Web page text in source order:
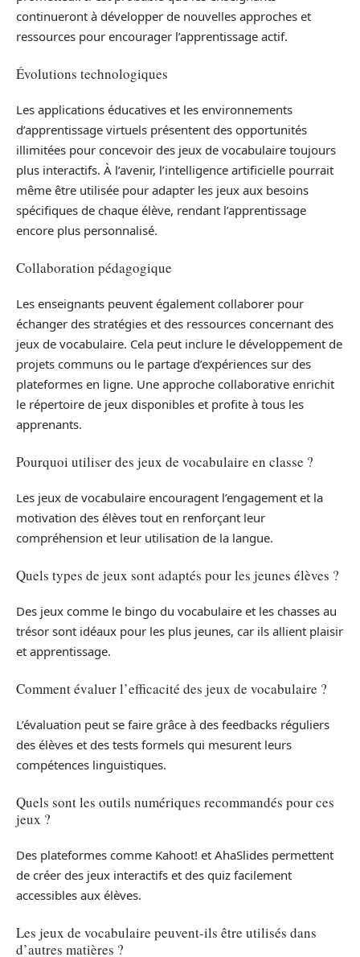
continueront à développer de nouvelles approches et
ressources pour encourager l’apprentissage actif.
Évolutions technologiques
Les applications éducatives et les environnements
d’apprentissage virtuels présentent des opportunités
illimitées pour concevoir des jeux de vocabulaire toujours
plus interactifs. À l’avenir, l’intelligence artificielle pourrait
même être utilisée pour adapter les jeux aux besoins
spécifiques de chaque élève, rendant l’apprentissage
encore plus personnalisé.
Collaboration pédagogique
Les enseignants peuvent également collaborer pour
échanger des stratégies et des ressources concernant des
jeux de vocabulaire. Cela peut inclure le développement de
projets communs ou le partage d’expériences sur des
plateformes en ligne. Une approche collaborative enrichit
le répertoire de jeux disponibles et profite à tous les
apprenants.
Pourquoi utiliser des jeux de vocabulaire en classe ?
Les jeux de vocabulaire encouragent l’engagement et la
motivation des élèves tout en renforçant leur
compréhension et leur utilisation de la langue.
Quels types de jeux sont adaptés pour les jeunes élèves ?
Des jeux comme le bingo du vocabulaire et les chasses au
trésor sont idéaux pour les plus jeunes, car ils allient plaisir
et apprentissage.
Comment évaluer l’efficacité des jeux de vocabulaire ?
L’évaluation peut se faire grâce à des feedbacks réguliers
des élèves et des tests formels qui mesurent leurs
compétences linguistiques.
Quels sont les outils numériques recommandés pour ces
jeux ?
Des plateformes comme Kahoot! et AhaSlides permettent
de créer des jeux interactifs et des quiz facilement
accessibles aux élèves.
Les jeux de vocabulaire peuvent-ils être utilisés dans
d’autres matières ?